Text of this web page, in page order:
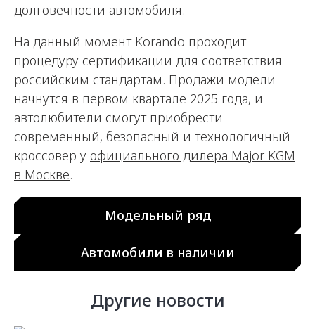
долговечности автомобиля.
На данный момент Korando проходит
процедуру сертификации для соответствия
российским стандартам. Продажи модели
начнутся в первом квартале 2025 года, и
автолюбители смогут приобрести
современный, безопасный и технологичный
кроссовер у официального дилера Major KGM
в Москве.
Модельный ряд
Автомобили в наличии
Другие новости